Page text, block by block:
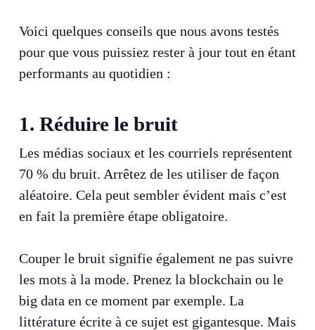
Voici quelques conseils que nous avons testés
pour que vous puissiez rester à jour tout en étant
performants au quotidien :
1. Réduire le bruit
Les médias sociaux et les courriels représentent
70 % du bruit. Arrêtez de les utiliser de façon
aléatoire. Cela peut sembler évident mais c’est
en fait la première étape obligatoire.
Couper le bruit signifie également ne pas suivre
les mots à la mode. Prenez la blockchain ou le
big data en ce moment par exemple. La
littérature écrite à ce sujet est gigantesque. Mais